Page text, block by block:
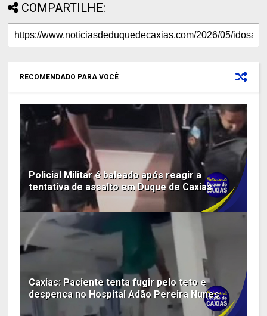
COMPARTILHE:
RECOMENDADO PARA VOCÊ
Policial Militar é baleado após reagir a
tentativa de assalto em Duque de Caxias
Caxias: Paciente tenta fugir pelo teto e
despenca no Hospital Adão Pereira Nunes